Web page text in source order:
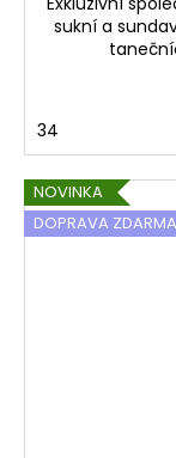
sukní a
34
NOVINKA
DOPRAVA ZDARMA